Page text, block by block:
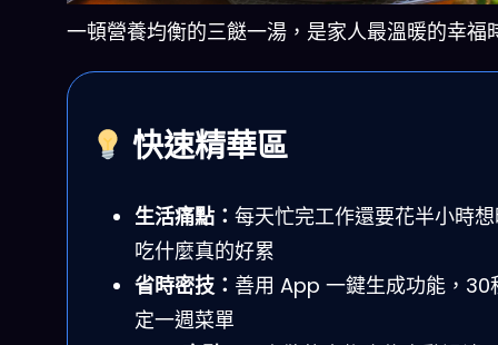
一頓營養均衡的三餸一湯，是家人最溫暖的幸福
快速精華區
生活痛點： 每天忙完工作還要花半小時
吃什麼真的好累
省時密技： 善用 App 一鍵生成功能，30
定一週菜單